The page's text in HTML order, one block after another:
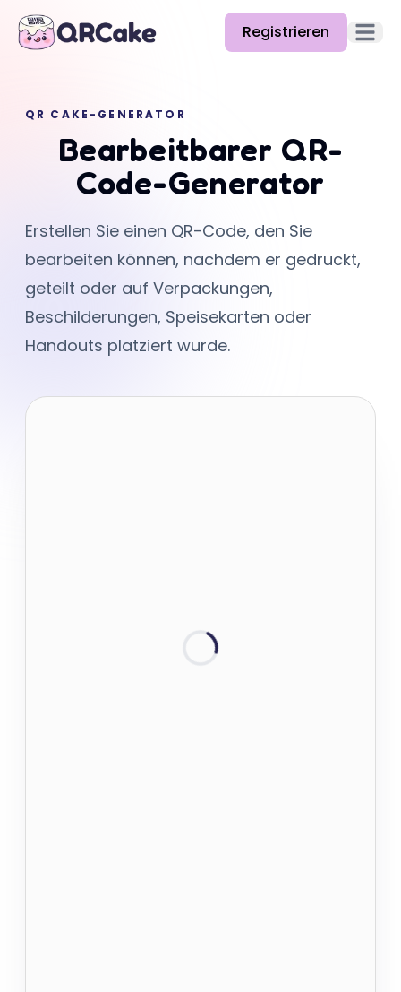
Registrieren
Preise
Blog
Hilfe
API
QR CAKE-GENERATOR
Bearbeitbarer QR-
Code-Generator
Erstellen Sie einen QR-Code, den Sie
bearbeiten können, nachdem er gedruckt,
geteilt oder auf Verpackungen,
Beschilderungen, Speisekarten oder
Handouts platziert wurde.